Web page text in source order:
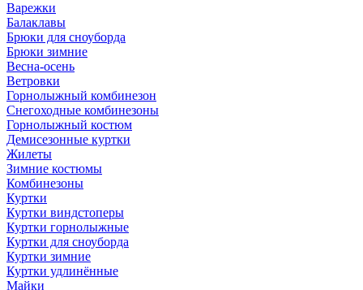
Варежки
Балаклавы
Брюки для сноуборда
Брюки зимние
Весна-осень
Ветровки
Горнолыжный комбинезон
Снегоходные комбинезоны
Горнолыжный костюм
Демисезонные куртки
Жилеты
Зимние костюмы
Комбинезоны
Куртки
Куртки виндстоперы
Куртки горнолыжные
Куртки для сноуборда
Куртки зимние
Куртки удлинённые
Майки